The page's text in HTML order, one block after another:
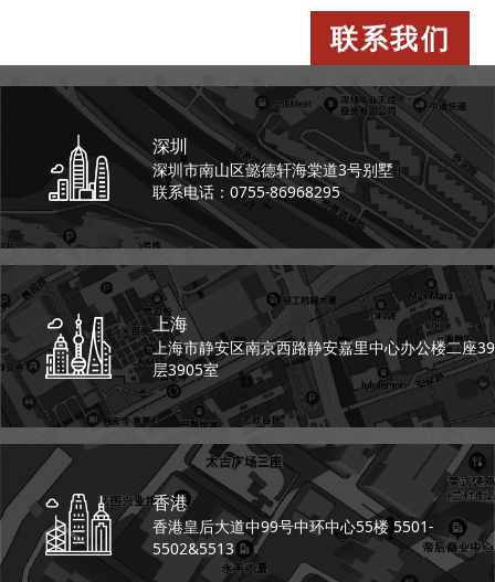
联系我们
深圳
深圳市南山区懿德轩海棠道3号别墅
联系电话：0755-86968295
上海
上海市静安区南京西路静安嘉里中心办公楼二座39
层3905室
香港
香港皇后大道中99号中环中心55楼 5501-
5502&5513